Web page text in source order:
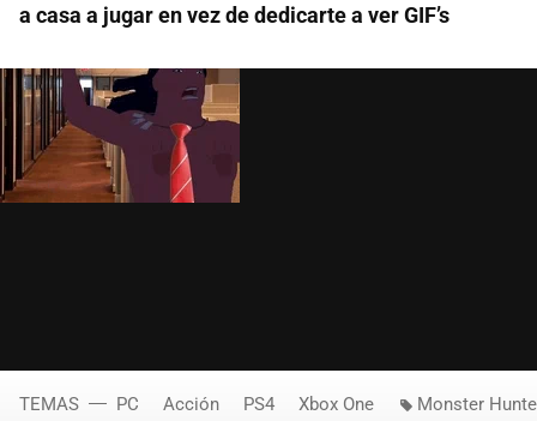
a casa a jugar en vez de dedicarte a ver GIF’s
TEMAS PC Acción PS4 Xbox One Monster